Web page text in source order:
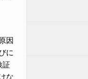
因
に
証
な